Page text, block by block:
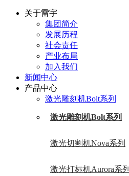
关于雷宇
集团简介
发展历程
社会责任
产业布局
加入我们
新闻中心
产品中心
激光雕刻机Bolt系列
激光雕刻机Bolt系列
激光切割机Nova系列
激光打标机Aurora系列